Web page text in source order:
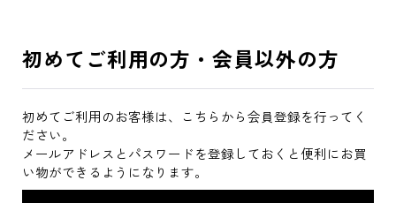
初めてご利用の方・会員以外の方
初めてご利用のお客様は、こちらから会員登録を行ってく
ださい。
メールアドレスとパスワードを登録しておくと便利にお買
い物ができるようになります。